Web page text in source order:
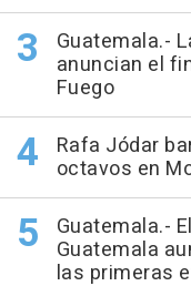
Guatemala.-
anuncian el
Fuego
Rafa Jódar
octavos en
Guatemala.-
Guatemala
las primeras